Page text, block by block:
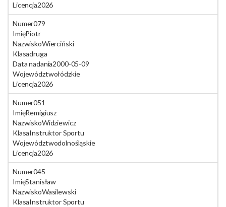
Licencja2026
Numer079
ImięPiotr
NazwiskoWierciński
Klasadruga
Data nadania2000-05-09
Województwołódzkie
Licencja2026
Numer051
ImięRemigiusz
NazwiskoWidziewicz
KlasaInstruktor Sportu
Województwodolnośląskie
Licencja2026
Numer045
ImięStanisław
NazwiskoWasilewski
KlasaInstruktor Sportu